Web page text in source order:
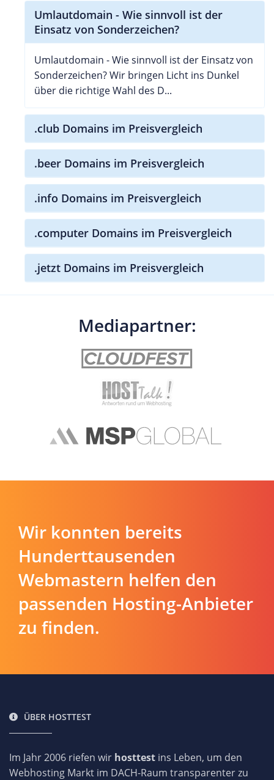
Umlautdomain - Wie sinnvoll ist der
Einsatz von Sonderzeichen?
Umlautdomain - Wie sinnvoll ist der Einsatz von
Sonderzeichen? Wir bringen Licht ins Dunkel
über die richtige Wahl des D...
.club Domains im Preisvergleich
.beer Domains im Preisvergleich
.info Domains im Preisvergleich
.computer Domains im Preisvergleich
.jetzt Domains im Preisvergleich
Mediapartner:
Wir konnten bereits
Hunderttausenden
Webmastern helfen den
passenden Hosting-Anbieter
zu finden.
ÜBER HOSTTEST
Im Jahr 2006 riefen wir hosttest ins Leben, um den
Webhosting Markt im DACH-Raum transparenter zu